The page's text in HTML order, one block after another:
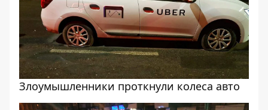
Злоумышленники проткнули колеса авто